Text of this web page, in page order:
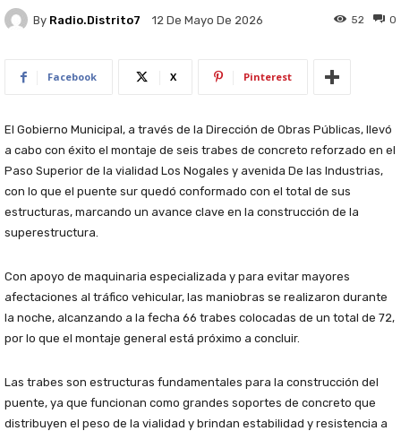
By Radio.distrito7 12 De Mayo De 2026 0
52
Facebook X Pinterest
El Gobierno Municipal, a través de la Dirección de Obras Públicas, llevó
a cabo con éxito el montaje de seis trabes de concreto reforzado en el
Paso Superior de la vialidad Los Nogales y avenida De las Industrias,
con lo que el puente sur quedó conformado con el total de sus
estructuras, marcando un avance clave en la construcción de la
superestructura.
Con apoyo de maquinaria especializada y para evitar mayores
afectaciones al tráfico vehicular, las maniobras se realizaron durante
la noche, alcanzando a la fecha 66 trabes colocadas de un total de 72,
por lo que el montaje general está próximo a concluir.
Las trabes son estructuras fundamentales para la construcción del
puente, ya que funcionan como grandes soportes de concreto que
distribuyen el peso de la vialidad y brindan estabilidad y resistencia a